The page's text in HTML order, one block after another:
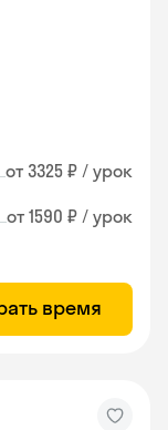
от 3325 ₽ / урок
от 1590 ₽ / урок
время